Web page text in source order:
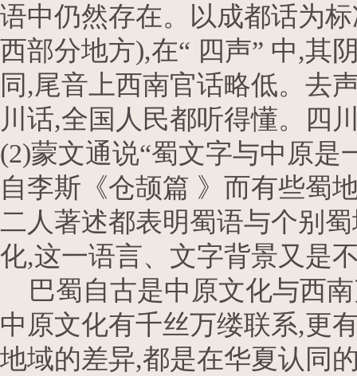
语中仍然存在。以成都话为
西部分地方),在“ 四声” 中,其
同,尾音上西南官话略低。去
川话,全国人民都听得懂。四
(2)蒙文通说“蜀文字与中原
自李斯《仓颉篇 》而有些蜀
二人著述都表明蜀语与个别
化,这一语言、文字背景又是
巴蜀自古是中原文化与西
中原文化有千丝万缕联系,更
地域的差异,都是在华夏认同